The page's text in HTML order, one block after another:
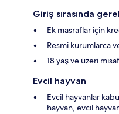
Giriş sırasında
Ek masraflar için
Resmi kurumlarca
18 yaş ve üzeri
Evcil hayvan
Evcil hayvanlar
hayvan, evcil